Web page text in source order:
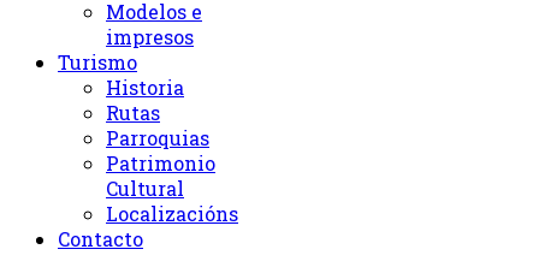
Modelos e
impresos
Turismo
Historia
Rutas
Parroquias
Patrimonio
Cultural
Localizacións
Contacto